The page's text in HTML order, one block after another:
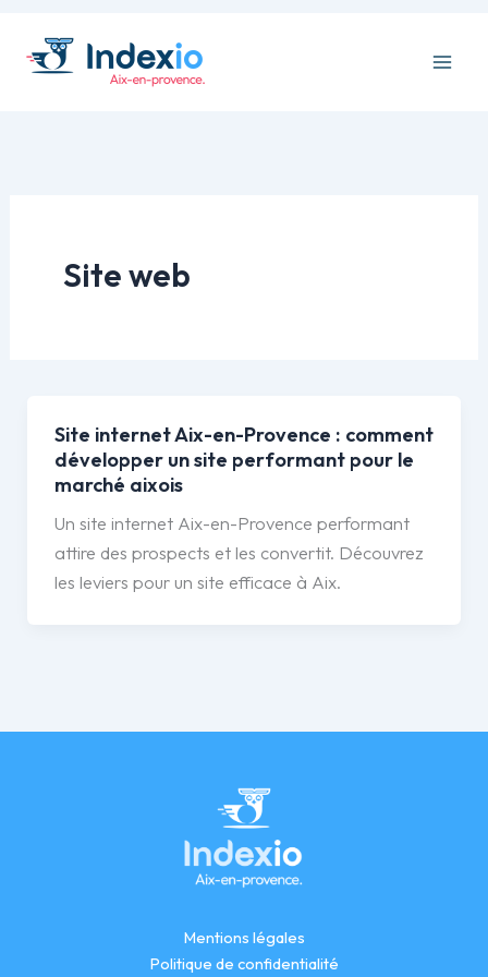
contenu
Site web
Site internet Aix-en-Provence : comment
développer un site performant pour le
marché aixois
Un site internet Aix-en-Provence performant
attire des prospects et les convertit. Découvrez
les leviers pour un site efficace à Aix.
Mentions légales
Politique de confidentialité